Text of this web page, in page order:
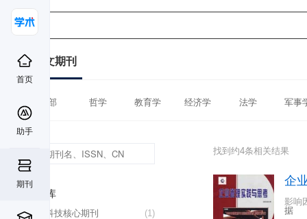
首页
助手
期刊
中文期刊
全部 哲学 教育学 经济学 法学 军事
数据库
(1)
中国科技核心期刊
找到约4条相关结果
企
影响
据